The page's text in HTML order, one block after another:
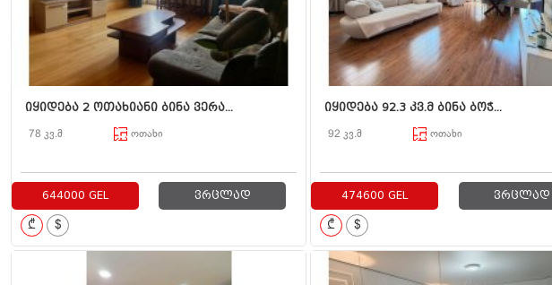
იყიდება 2 ოთახიანი ბინა ვერა...
78 კვ.მ ოთახი
644000 GEL ვრცლად
₾ $
იყიდება 92.3 კვ.მ ბინა ბოჭ...
92 კვ.მ ოთახი
474600 GEL ვრცლად
₾ $